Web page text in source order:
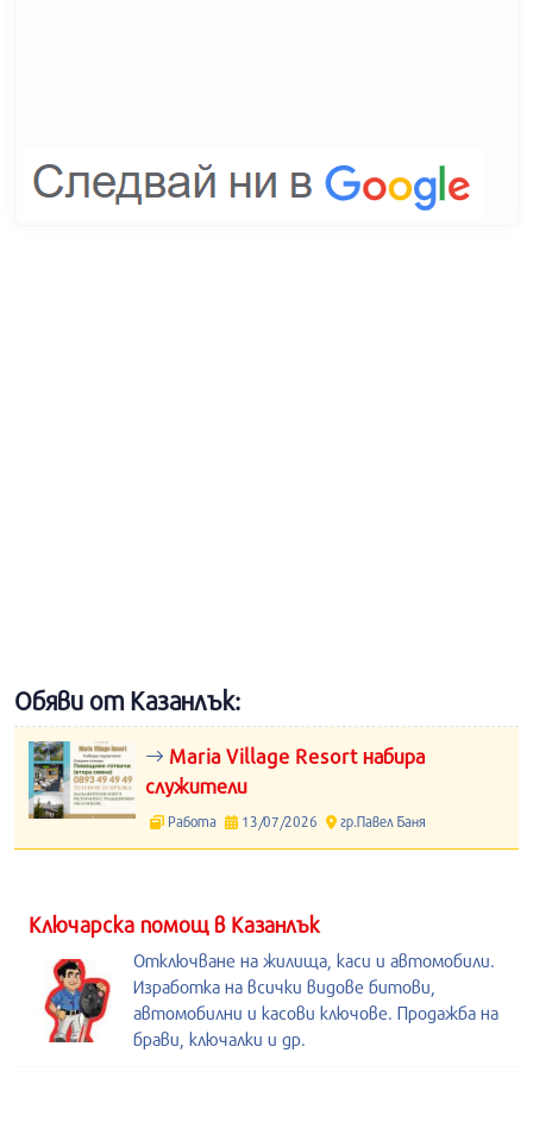
Обяви от Казанлък:
Maria Village Resort набира
служители
Работа 13/07/2026 гр.Павел Баня
Kлючарска помощ в Казанлък
Отключване на жилища, каси и автомобили.
Изработка на всички видове битови,
автомобилни и касови ключове. Продажба на
брави, ключалки и др.